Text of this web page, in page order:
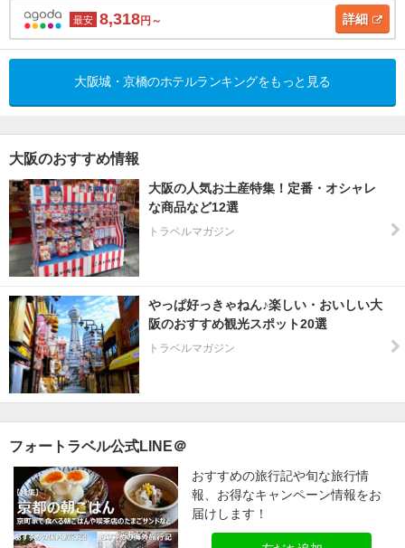
最安 8,318円～ 詳細
大阪城・京橋のホテルランキングをもっと見る
大阪のおすすめ情報
大阪の人気お土産特集！定番・オシャレ
な商品など12選
トラベルマガジン
やっぱ好っきゃねん♪楽しい・おいしい大
阪のおすすめ観光スポット20選
トラベルマガジン
フォートラベル公式LINE＠
おすすめの旅行記や旬な旅行情
報、お得なキャンペーン情報をお
届けします！